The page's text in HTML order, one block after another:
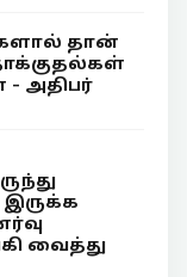
தான்
அதிபர்
வைத்து